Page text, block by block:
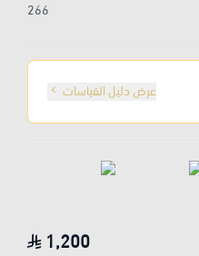
266
عرض دليل القياسات
1,200